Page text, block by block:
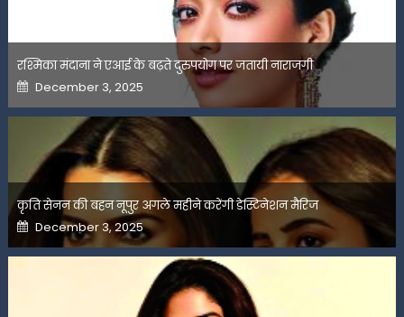
रश्मिका मंदाना ने एआई के बढ़ते दुरुपयोग पर जतायी नाराजगी
Posted
on
December 3, 2025
कृति सेनन की बहन नूपुर अगले महीने करेंगी डेस्टिनेशन मैरिज
Posted
on
December 3, 2025